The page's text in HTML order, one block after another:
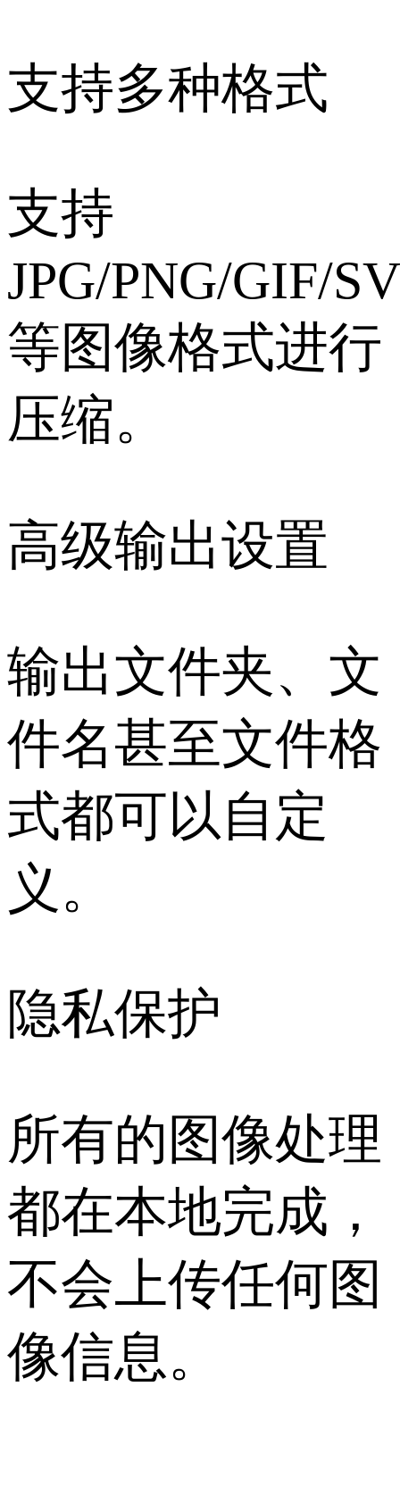
支持多种格式
支持
JPG/PNG/GIF/
等图像格式进行
压缩。
高级输出设置
输出文件夹、文
件名甚至文件格
式都可以自定
义。
隐私保护
所有的图像处理
都在本地完成，
不会上传任何图
像信息。